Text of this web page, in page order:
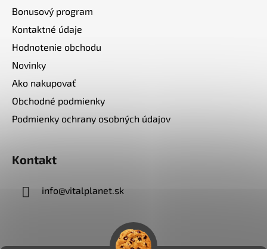
Bonusový program
Kontaktné údaje
Hodnotenie obchodu
Novinky
Ako nakupovať
Obchodné podmienky
Podmienky ochrany osobných údajov
Kontakt
info@vitalplanet.sk